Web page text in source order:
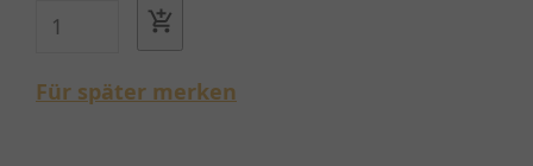
Für später merken